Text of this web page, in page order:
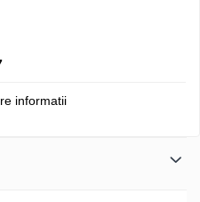
informatii